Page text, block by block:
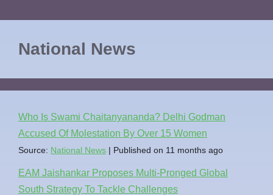
National News
Who Is Swami Chaitanyananda? Delhi Godman
Accused Of Molestation By Over 15 Women
Source: National News Published on 11 months ago
EAM Jaishankar Proposes Multi-Pronged Global
South Strategy To Tackle Challenges